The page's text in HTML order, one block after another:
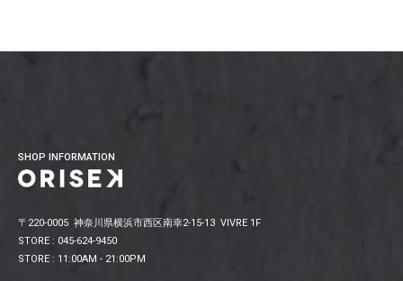
SHOP INFORMATION
〒220-0005 神奈川県横浜市西区南幸2-15-13 VIVRE 1F
STORE : 045-624-9450
STORE : 11:00AM - 21:00PM